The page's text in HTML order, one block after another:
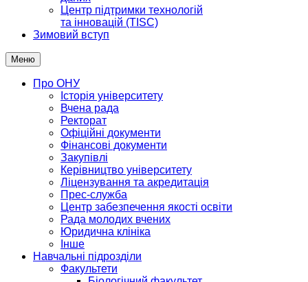
Центр підтримки технологій
та інновацій (TISC)
Зимовий вступ
Меню
Про ОНУ
Історія університету
Вчена рада
Ректорат
Офіційні документи
Фінансові документи
Закупівлі
Керівництво університету
Ліцензування та акредитація
Прес-служба
Центр забезпечення якості освіти
Рада молодих вчених
Юридична клініка
Інше
Навчальні підрозділи
Факультети